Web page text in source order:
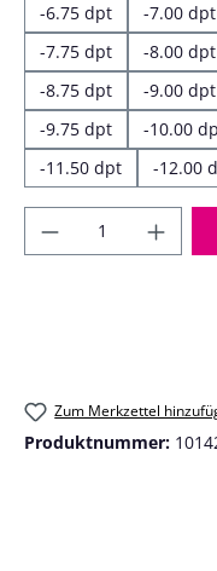
-6.75 dpt
-7.00 dpt
-7.75 dpt
-8.00 dpt
-8.75 dpt
-9.00 dpt
-9.75 dpt
-10.00
-11.50 dpt
-12.00
Produkt
Zum Merkzettel
Produktnummer: